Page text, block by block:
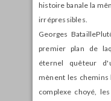
histoire banale la
irrépressibles.
Georges
premier plan de
éternel quêteur
mènent les chemins
complexe choyé,